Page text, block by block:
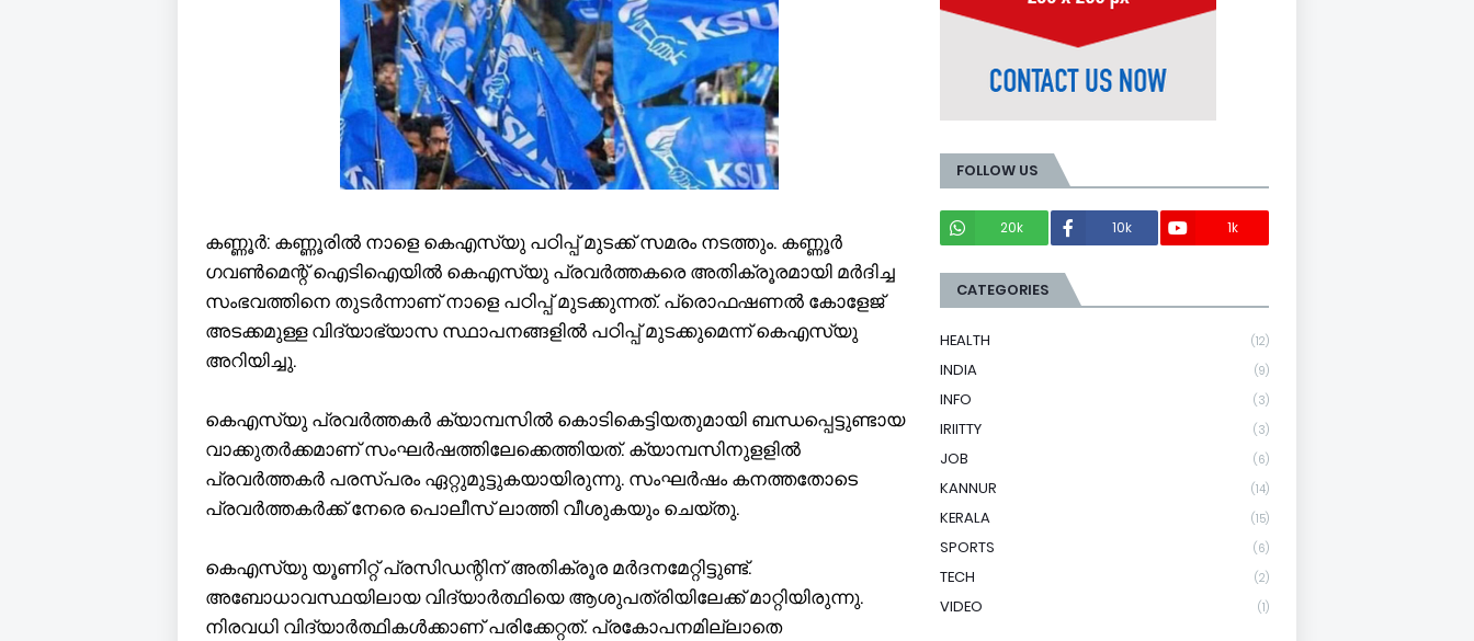
കണ്ണൂർ: കണ്ണൂരിൽ നാളെ കെഎസ്‌യു പഠിപ്പ് മുടക്ക് സമരം നടത്തും. കണ്ണൂർ
ഗവൺമെന്റ് ഐടിഐയിൽ കെഎസ്‌യു പ്രവർത്തകരെ അതിക്രൂരമായി മർദിച്ച
സംഭവത്തിനെ തുടർന്നാണ് നാളെ പഠിപ്പ് മുടക്കുന്നത്. പ്രൊഫഷണൽ കോളേജ്
അടക്കമുള്ള വിദ്യാഭ്യാസ സ്ഥാപനങ്ങളിൽ പഠിപ്പ് മുടക്കുമെന്ന് കെഎസ്‌യു
അറിയിച്ചു.
കെഎസ്‌യു പ്രവര്‍ത്തകര്‍ ക്യാമ്പസില്‍ കൊടികെട്ടിയതുമായി ബന്ധപ്പെട്ടുണ്ടായ
വാക്കുതര്‍ക്കമാണ് സംഘര്‍ഷത്തിലേക്കെത്തിയത്. ക്യാമ്പസിനുളളില്‍
പ്രവര്‍ത്തകര്‍ പരസ്പരം ഏറ്റുമുട്ടുകയായിരുന്നു. സംഘര്‍ഷം കനത്തതോടെ
പ്രവര്‍ത്തകര്‍ക്ക് നേരെ പൊലീസ് ലാത്തി വീശുകയും ചെയ്തു.
കെഎസ്‌യു യൂണിറ്റ് പ്രസിഡന്റിന് അതിക്രൂര മര്‍ദനമേറ്റിട്ടുണ്ട്.
അബോധാവസ്ഥയിലായ വിദ്യാര്‍ത്ഥിയെ ആശുപത്രിയിലേക്ക് മാറ്റിയിരുന്നു.
നിരവധി വിദ്യാര്‍ത്ഥികള്‍ക്കാണ് പരിക്കേറ്റത്. പ്രകോപനമില്ലാതെ
FOLLOW US
20k
10k 1k
CATEGORIES
HEALTH (12)
INDIA (9)
INFO (3)
IRIITTY (3)
JOB (6)
KANNUR (14)
KERALA (15)
SPORTS (6)
TECH (2)
VIDEO (1)